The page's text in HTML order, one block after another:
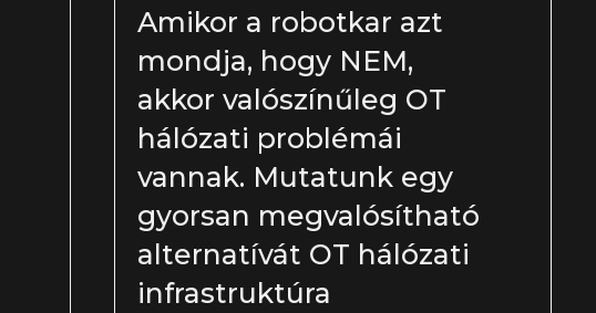
Amikor a robotkar azt
mondja, hogy NEM,
akkor valószínűleg OT
hálózati problémái
vannak. Mutatunk egy
gyorsan megvalósítható
alternatívát OT hálózati
infrastruktúra